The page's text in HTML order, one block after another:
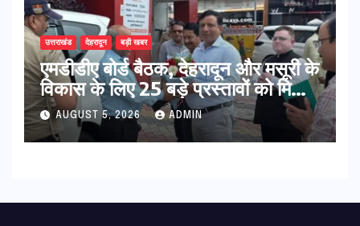
उत्तराखंड देहरादून बड़ी खबर
एमडीडीए बोर्ड बैठक, देहरादून और मसूरी के
विकास के लिए 25 बड़े प्रस्तावों को मिली
हरी झंडी
AUGUST 5, 2026 ADMIN